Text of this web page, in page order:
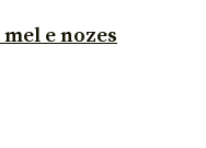
e nozes